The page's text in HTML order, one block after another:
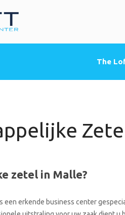
The
zetel in Malle?
een erkende business center